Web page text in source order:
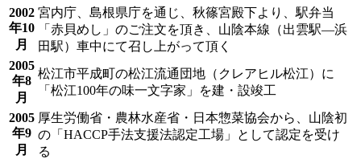
2002
年10
月
宮内庁、島根県庁を通じ、秋篠宮殿下より、駅弁当
「赤貝めし」のご注文を頂き、山陰本線（出雲駅―浜
田駅）車中にて召し上がって頂く
2005
年8
月
松江市平成町の松江流通団地（クレアヒル松江）に
「松江100年の味一文字家」を建・設竣工
2005
年9
月
厚生労働省・農林水産省・日本惣菜協会から、山陰初
の「HACCP手法支援法認定工場」として認定を受け
る